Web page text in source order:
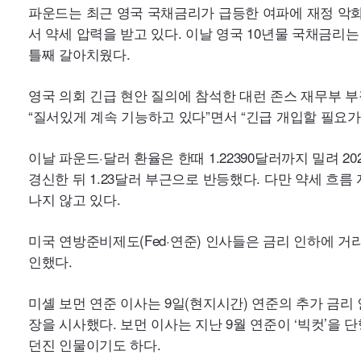
틀째 갈아치웠다.
“질서있게 계속 기능하고 있다”면서 “긴급 개입할 필요
나지 않고 있다.
미국 연방준비제도(Fed·
인했다.
던진 인물이기도 하다.